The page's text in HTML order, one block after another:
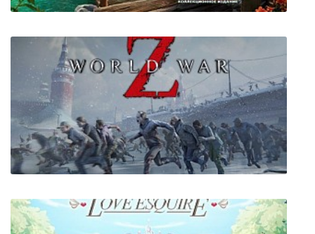
Жажда странствий 2: Город Туманов